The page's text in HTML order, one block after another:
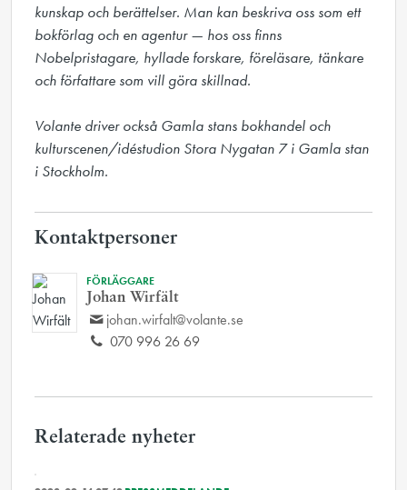
kunskap och berättelser. Man kan beskriva oss som ett
bokförlag och en agentur — hos oss finns
Nobelpristagare, hyllade forskare, föreläsare, tänkare
och författare som vill göra skillnad.
Volante driver också Gamla stans bokhandel och
kulturscenen/idéstudion Stora Nygatan 7 i Gamla stan
i Stockholm.
Kontaktpersoner
FÖRLÄGGARE
Johan Wirfält
johan.wirfalt@volante.se
070 996 26 69
Relaterade nyheter